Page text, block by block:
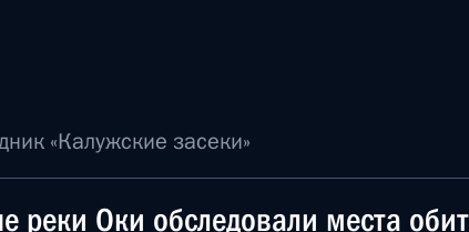
«Калужские засеки»
реки Оки обследовали места